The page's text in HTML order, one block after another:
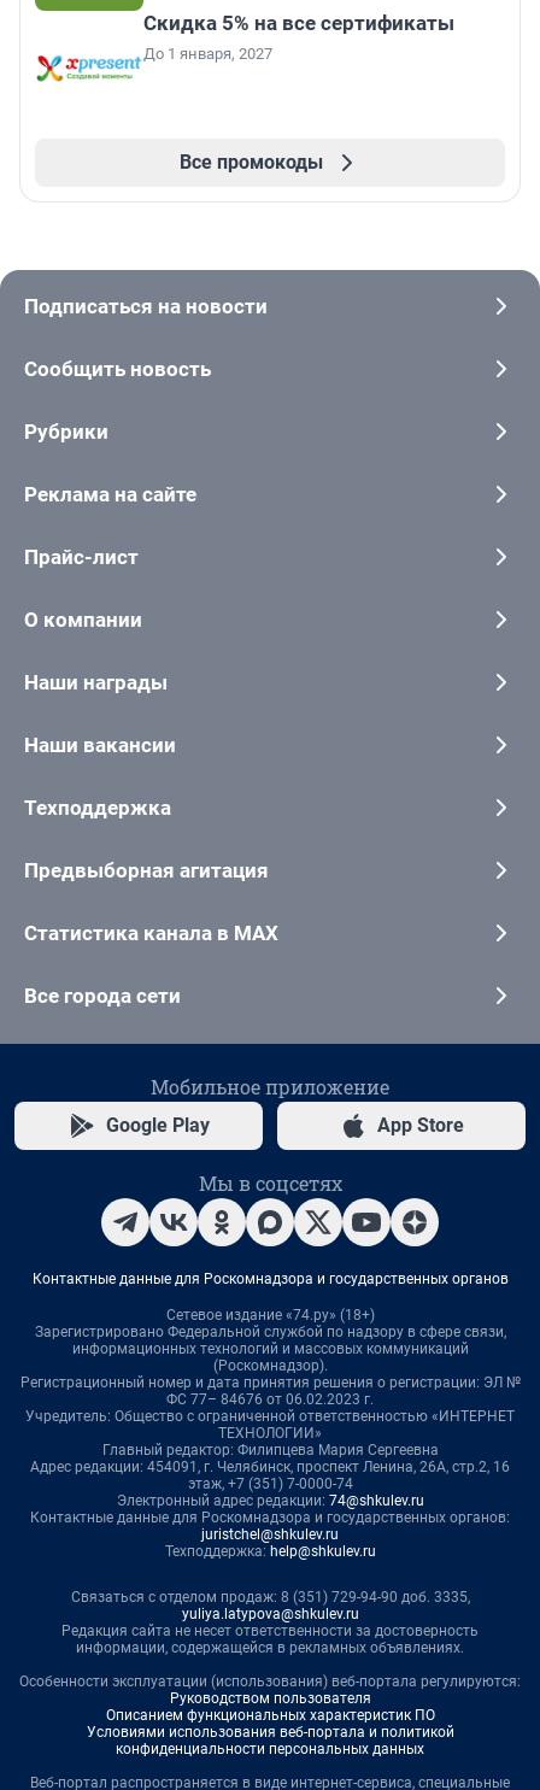
Скидка 5% на все сертификаты
До 1 января, 2027
Все промокоды
Подписаться на новости
Сообщить новость
Рубрики
Реклама на сайте
Прайс-лист
О компании
Наши награды
Наши вакансии
Техподдержка
Предвыборная агитация
Статистика канала в MAX
Все города сети
Мобильное приложение
Google Play App Store
Мы в соцсетях
Контактные данные для Роскомнадзора и государственных органов
Сетевое издание «74.ру» (18+)
Зарегистрировано Федеральной службой по надзору в сфере связи,
информационных технологий и массовых коммуникаций
(Роскомнадзор).
Регистрационный номер и дата принятия решения о регистрации: ЭЛ №
ФС 77– 84676 от 06.02.2023 г.
Учредитель: Общество с ограниченной ответственностью «ИНТЕРНЕТ
ТЕХНОЛОГИИ»
Главный редактор: Филипцева Мария Сергеевна
Адрес редакции: 454091, г. Челябинск, проспект Ленина, 26А, стр.2, 16
этаж, +7 (351) 7-0000-74
Электронный адрес редакции: 74@shkulev.ru
Контактные данные для Роскомнадзора и государственных органов:
juristchel@shkulev.ru
Техподдержка: help@shkulev.ru
Связаться с отделом продаж: 8 (351) 729-94-90 доб. 3335,
yuliya.latypova@shkulev.ru
Редакция сайта не несет ответственности за достоверность
информации, содержащейся в рекламных объявлениях.
Особенности эксплуатации (использования) веб-портала регулируются:
Руководством пользователя
Описанием функциональных характеристик ПО
Условиями использования веб-портала и политикой
конфиденциальности персональных данных
Веб-портал распространяется в виде интернет-сервиса, специальные